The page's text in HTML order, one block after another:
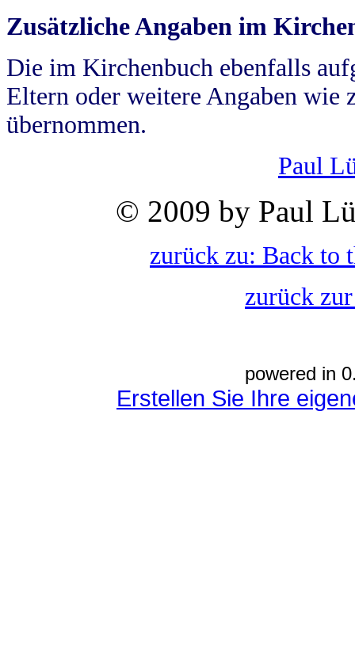
Zusätzliche Angaben im
Die im Kirchenbuch ebenfalls
Eltern oder weitere Angaben wie
übernommen.
Paul
© 2009 by Paul
zurück zu: Back to
zurück
powered in
Erstellen Sie Ihre